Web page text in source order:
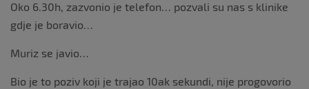
Oko 6.30h, zazvonio je telefon… pozvali su nas s klinike
gdje je boravio…
Muriz se javio…
Bio je to poziv koji je trajao 10ak sekundi, nije progovorio